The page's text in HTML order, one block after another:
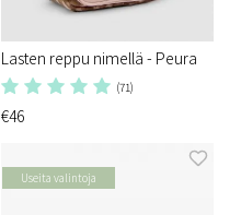
Lasten reppu nimellä - Peura
(71)
€46
Useita valintoja